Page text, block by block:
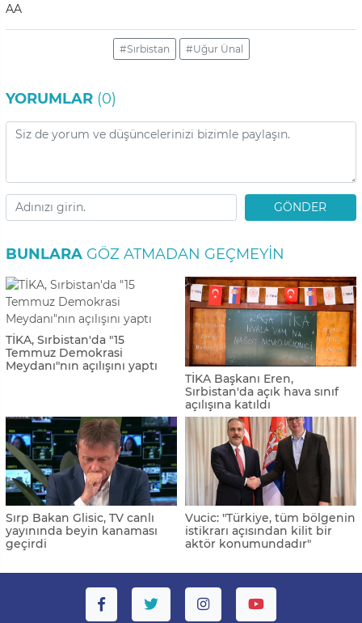
AA
#Sırbistan #Uğur Ünal
YORUMLAR (0)
GÖNDER
BUNLARA GÖZ ATMADAN GEÇMEYIN
TİKA, Sırbistan'da "15
Temmuz Demokrasi
Meydanı"nın açılışını yaptı
TİKA Başkanı Eren,
Sırbistan'da açık hava sınıf
açılışına katıldı
Sırp Bakan Glisic, TV canlı
yayınında beyin kanaması
geçirdi
Vucic: "Türkiye, tüm bölgenin
istikrarı açısından kilit bir
aktör konumundadır"